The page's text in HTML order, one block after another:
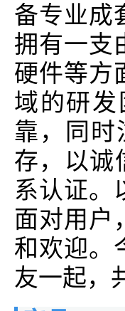
备专业成
拥有一支
硬件等方
域的研
靠，同时
存，以诚
系认证。
面对用户
和欢迎。
友一起，